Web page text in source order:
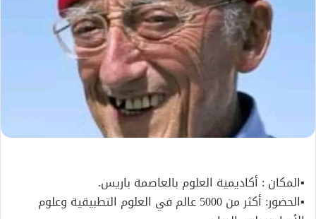
▪المكان : أكاديمية العلوم بالعاصمة باريس.
▪الحضور: أكثر من 5000 عالم في العلوم التطبيقية وعلوم